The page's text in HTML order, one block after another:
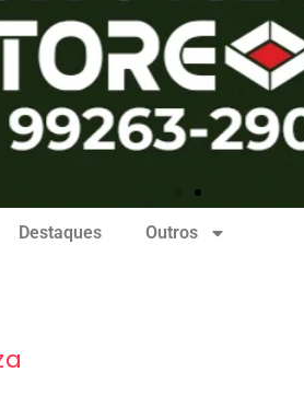
Destaques Outros